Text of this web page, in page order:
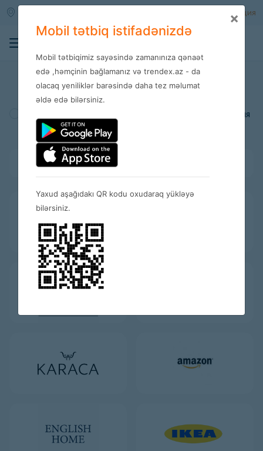
Регистрация
Магазины
Испания
Bütün kateqoriyalar
×
Mobil tətbiq istifadənizdə
Mobil tətbiqimiz sayəsində zamanınıza qənaət
edə ,həmçinin bağlamanız və trendex.az - da
olacaq yeniliklər barəsində daha tez məlumat
əldə edə bilərsiniz.
Yaxud aşağıdakı QR kodu oxudaraq yükləyə
bilərsiniz.